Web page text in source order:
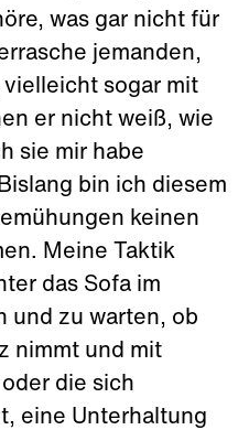
was gar nicht für
jemanden,
sogar mit
er nicht weiß, wie
sie mir habe
bin ich diesem
keinen
Meine Taktik
das Sofa im
und zu warten, ob
nimmt und mit
die sich
eine Unterhaltung